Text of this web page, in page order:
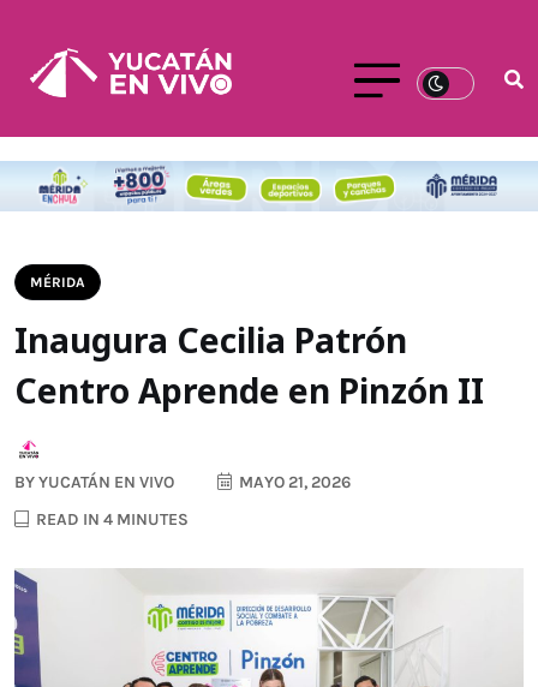
MÉRIDA
Inaugura Cecilia Patrón
Centro Aprende en Pinzón II
BYYUCATÁN EN VIVO
MAYO 21, 2026
READ IN 4 MINUTES